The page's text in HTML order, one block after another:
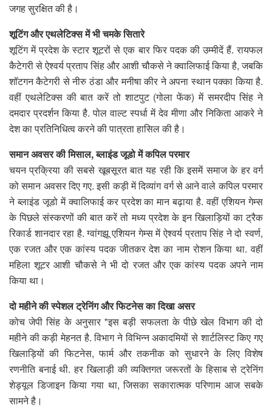
जगह सुरक्षित की है।
शूटिंग और एथलेटिक्स में भी चमके सितारे
शूटिंग में प्रदेश के स्टार शूटरों से एक बार फिर पदक की उम्मीदें हैं. रायफल
कैटेगरी से ऐश्वर्य प्रताप सिंह और आशी चौकसे ने क्वालिफाई किया है, जबकि
शॉटगन कैटेगरी से नीरु ठंडा और मनीषा कीर ने अपना स्थान पक्का किया है.
वहीं एथलेटिक्स की बात करें तो शाटपुट (गोला फेंक) में समरदीप सिंह ने
दमदार प्रदर्शन किया है. पोल वाल्ट स्पर्धा में देव मीणा और निकिता आकरे ने
देश का प्रतिनिधित्व करने की पात्रता हासिल की है।
समान अवसर की मिसाल, ब्लाइंड जूडो में कपिल परमार
चयन प्रक्रिया की सबसे खूबसूरत बात यह रही कि इसमें समाज के हर वर्ग
को समान अवसर दिए गए. इसी कड़ी में दिव्यांग वर्ग से आने वाले कपिल परमार
ने ब्लाइंड जूडो में क्वालिफाई कर प्रदेश का मान बढ़ाया है. वहीं एशियन गेम्स
के पिछले संस्करणों की बात करें तो मध्य प्रदेश के इन खिलाड़ियों का ट्रैक
रिकार्ड शानदार रहा है. ग्वांगझू एशियन गेम्स में ऐश्वर्य प्रताप सिंह ने दो स्वर्ण,
एक रजत और एक कांस्य पदक जीतकर देश का नाम रोशन किया था. वहीं
महिला शूटर आशी चौकसे ने भी दो रजत और एक कांस्य पदक अपने नाम
किया था।
दो महीने की स्पेशल ट्रेनिंग और फिटनेस का दिखा असर
कोच जेपी सिंह के अनुसार "इस बड़ी सफलता के पीछे खेल विभाग की दो
महीने की कड़ी मेहनत है. विभाग ने विभिन्न अकादमियों से शार्टलिस्ट किए गए
खिलाड़ियों की फिटनेस, फार्म और तकनीक को सुधारने के लिए विशेष
रणनीति बनाई थी. हर खिलाड़ी की व्यक्तिगत जरूरतों के हिसाब से ट्रेनिंग
शेड्यूल डिजाइन किया गया था, जिसका सकारात्मक परिणाम आज सबके
सामने है।